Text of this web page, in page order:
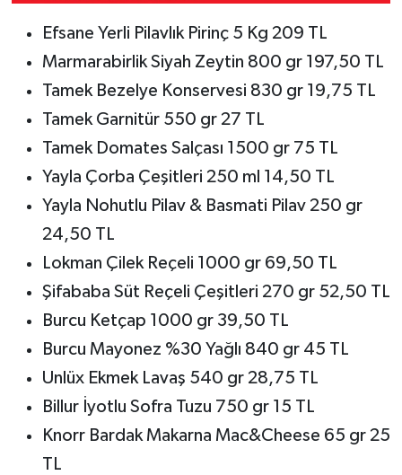
Efsane Yerli Pilavlık Pirinç 5 Kg 209 TL
Marmarabirlik Siyah Zeytin 800 gr 197,50 TL
Tamek Bezelye Konservesi 830 gr 19,75 TL
Tamek Garnitür 550 gr 27 TL
Tamek Domates Salçası 1500 gr 75 TL
Yayla Çorba Çeşitleri 250 ml 14,50 TL
Yayla Nohutlu Pilav & Basmati Pilav 250 gr
24,50 TL
Lokman Çilek Reçeli 1000 gr 69,50 TL
Şifababa Süt Reçeli Çeşitleri 270 gr 52,50 TL
Burcu Ketçap 1000 gr 39,50 TL
Burcu Mayonez %30 Yağlı 840 gr 45 TL
Unlüx Ekmek Lavaş 540 gr 28,75 TL
Billur İyotlu Sofra Tuzu 750 gr 15 TL
Knorr Bardak Makarna Mac&Cheese 65 gr 25
TL